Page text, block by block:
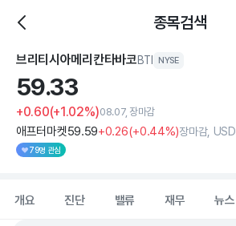
종목검색
브리티시아메리칸타바코BTI NYSE
59.33
+0.60(+1.02%)08.07, 장마감
애프터마켓59.59+0.26(+0.44%)장마감, USD
79명 관심
개요 진단 밸류 재무 뉴스